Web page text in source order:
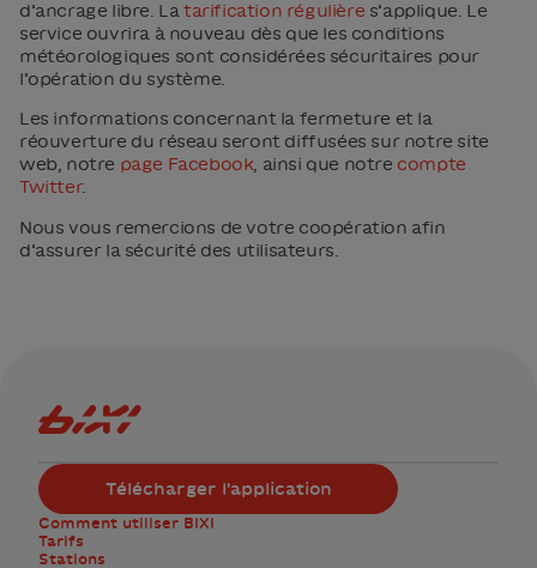
d’ancrage libre. La tarification régulière s’applique. Le
service ouvrira à nouveau dès que les conditions
météorologiques sont considérées sécuritaires pour
l’opération du système.
Les informations concernant la fermeture et la
réouverture du réseau seront diffusées sur notre site
web, notre page Facebook , ainsi que notre compte
Twitter.
Nous vous remercions de votre coopération afin
d’assurer la sécurité des utilisateurs.
Comment utiliser BIXI
Tarifs
Stations
Logo Bixi Montréal
Télécharger l'application